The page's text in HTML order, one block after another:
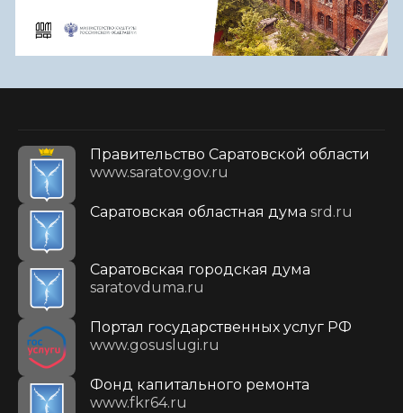
Правительство Саратовской области
www.saratov.gov.ru
Саратовская областная дума srd.ru
Саратовская городская дума
saratovduma.ru
Портал государственных услуг РФ
www.gosuslugi.ru
Фонд капитального ремонта
www.fkr64.ru